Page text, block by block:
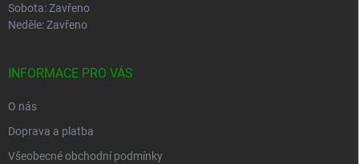
Sobota: Zavřeno
Neděle: Zavřeno
INFORMACE PRO VÁS
O nás
Doprava a platba
Všeobecné obchodní podmínky